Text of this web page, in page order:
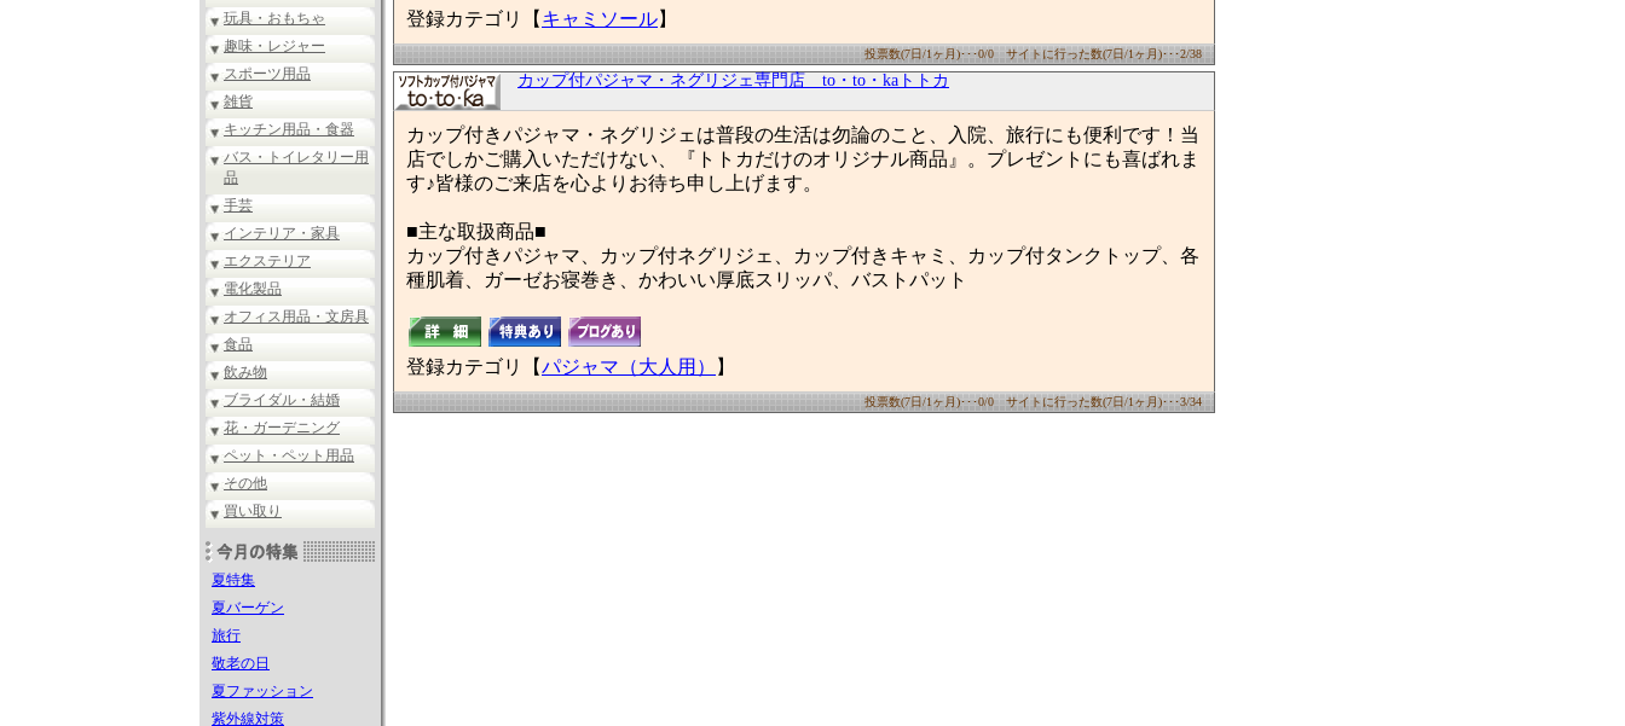
玩具・おもちゃ
趣味・レジャー
スポーツ用品
雑貨
キッチン用品・食器
バス・トイレタリー用
品
手芸
インテリア・家具
エクステリア
電化製品
オフィス用品・文房具
食品
飲み物
ブライダル・結婚
花・ガーデニング
ペット・ペット用品
その他
買い取り
夏特集
夏バーゲン
旅行
敬老の日
夏ファッション
紫外線対策
登録カテゴリ【 キャミソール】
投票数(7日/1ヶ月)･･･0/0 サイトに行った数(7日/1ヶ月)･･･2/38
カップ付パジャマ・ネグリジェ専門店 to・to・kaトトカ
カップ付きパジャマ・ネグリジェは普段の生活は勿論のこと、入院、旅行にも便利です！当
店でしかご購入いただけない、『トトカだけのオリジナル商品』。プレゼントにも喜ばれま
す♪皆様のご来店を心よりお待ち申し上げます。
■主な取扱商品■
カップ付きパジャマ、カップ付ネグリジェ、カップ付きキャミ、カップ付タンクトップ、各
種肌着、ガーゼお寝巻き、かわいい厚底スリッパ、バストパット
登録カテゴリ【パジャマ（大人用） 】
投票数(7日/1ヶ月)･･･0/0 サイトに行った数(7日/1ヶ月)･･･3/34